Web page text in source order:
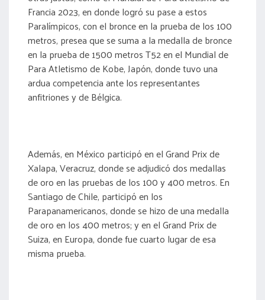
Francia 2023, en donde logró su pase a estos
Paralímpicos, con el bronce en la prueba de los 100
metros, presea que se suma a la medalla de bronce
en la prueba de 1500 metros T52 en el Mundial de
Para Atletismo de Kobe, Japón, donde tuvo una
ardua competencia ante los representantes
anfitriones y de Bélgica.
Además, en México participó en el Grand Prix de
Xalapa, Veracruz, donde se adjudicó dos medallas
de oro en las pruebas de los 100 y 400 metros. En
Santiago de Chile, participó en los
Parapanamericanos, donde se hizo de una medalla
de oro en los 400 metros; y en el Grand Prix de
Suiza, en Europa, donde fue cuarto lugar de esa
misma prueba.